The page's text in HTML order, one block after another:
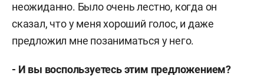
неожиданно. Было очень лестно, когда он
сказал, что у меня хороший голос, и даже
предложил мне позаниматься у него.
- И вы воспользуетесь этим предложением?